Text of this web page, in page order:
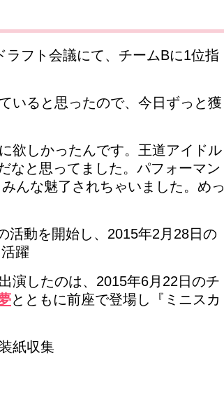
ラフト会議にて、チームBに1位指
いると思ったので、今日ずっと獲
欲しかったんです。王道アイドル
なと思ってました。パフォーマン
んな魅了されちゃいました。めっ
活動を開始し、2015年2月28日の
躍
演したのは、2015年6月22日のチ
とともに前座で登場し『ミニスカ
紙収集